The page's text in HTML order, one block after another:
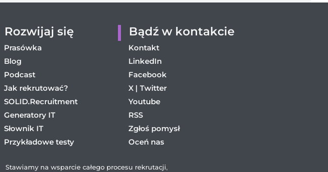
Rozwijaj się
Prasówka
Blog
Podcast
Jak rekrutować?
SOLID.Recruitment
Generatory IT
Słownik IT
Przykładowe testy
Bądź w kontakcie
Kontakt
LinkedIn
Facebook
X | Twitter
Youtube
RSS
Zgłoś pomysł
Oceń nas
Stawiamy na wsparcie całego procesu rekrutacji,